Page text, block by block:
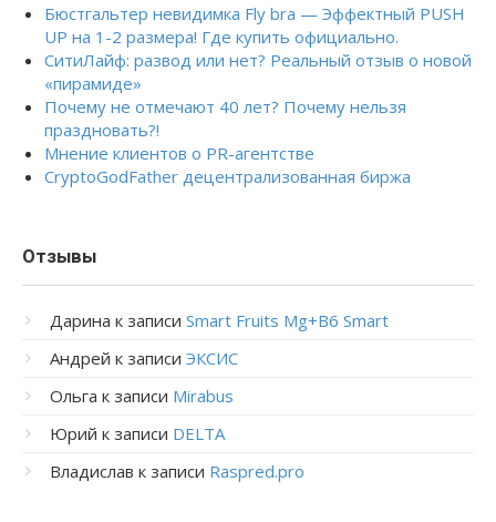
Бюстгальтер невидимка Fly bra — Эффектный PUSH
UP на 1-2 размера! Где купить официально.
СитиЛайф: развод или нет? Реальный отзыв о новой
«пирамиде»
Почему не отмечают 40 лет? Почему нельзя
праздновать?!
Мнение клиентов о PR-агентстве
CryptoGodFather децентрализованная биржа
Отзывы
Дарина к записи Smart Fruits Mg+B6 Smart
Андрей к записи ЭКСИС
Ольга к записи Mirabus
Юрий к записи DELTA
Владислав к записи Raspred.pro